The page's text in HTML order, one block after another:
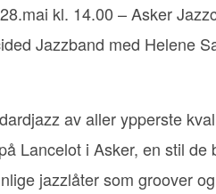
28.mai kl. 14.00 – Asker
Jazzband med Helene
av aller ypperste
Lancelot i Asker, en stil
jazzlåter som groover